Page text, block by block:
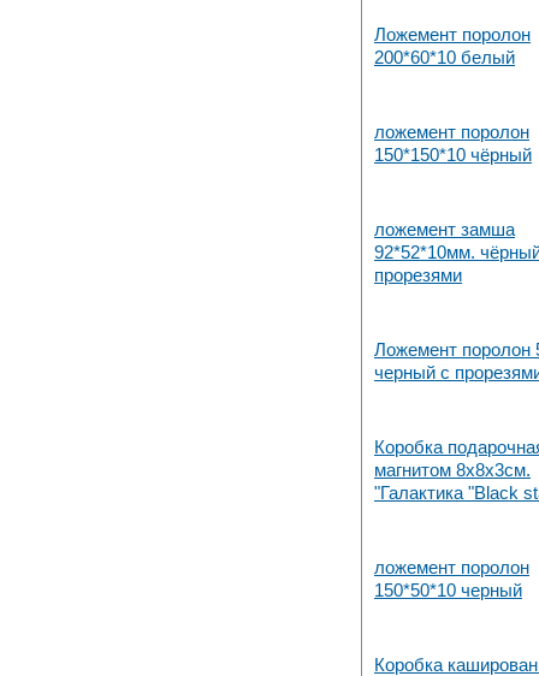
Ложемент поролон
200*60*10 белый
ложемент поролон
150*150*10 чёрный
ложемент замша
92*52*10мм.
прорезями
Ложемент поролон
черный с
Коробка
магнитом 8х8х3см.
"Галактика "Black
ложемент поролон
150*50*10 черный
Коробка